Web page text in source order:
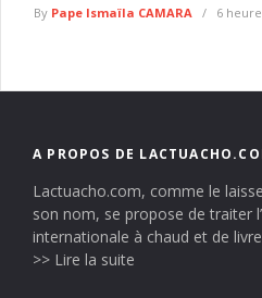
By Pape Ismaïla CAMARA 6
A PROPOS DE
Lactuacho.com, comme le
son nom, se propose de traiter
internationale à chaud et de
>> Lire la suite